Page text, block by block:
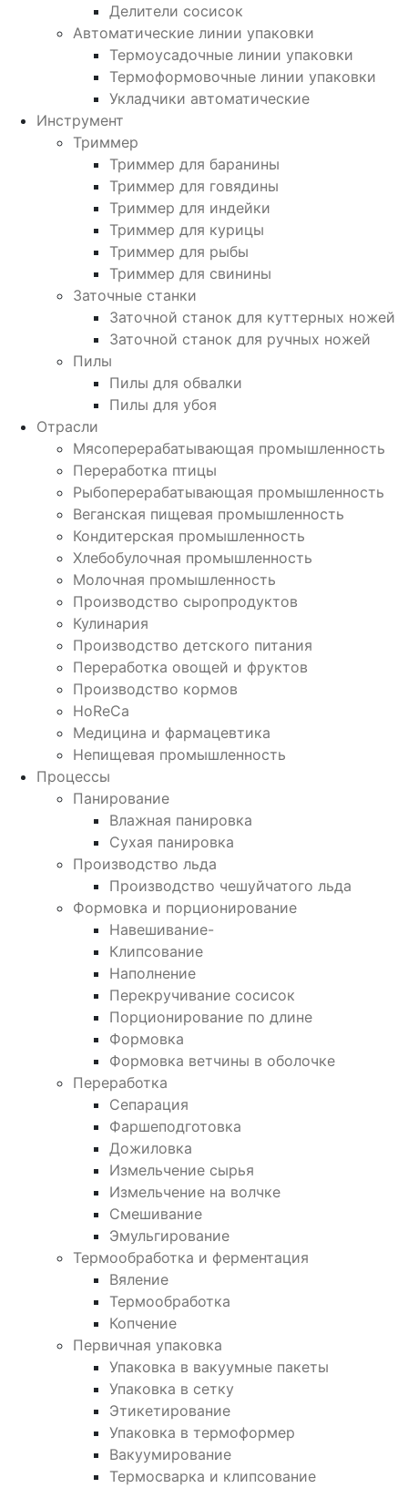
Делители сосисок
Автоматические линии упаковки
Термоусадочные линии упаковки
Термоформовочные линии упаковки
Укладчики автоматические
Инструмент
Триммер
Триммер для баранины
Триммер для говядины
Триммер для индейки
Триммер для курицы
Триммер для рыбы
Триммер для свинины
Заточные станки
Заточной станок для куттерных ножей
Заточной станок для ручных ножей
Пилы
Пилы для обвалки
Пилы для убоя
Отрасли
Мясоперерабатывающая промышленность
Переработка птицы
Рыбоперерабатывающая промышленность
Веганская пищевая промышленность
Кондитерская промышленность
Хлебобулочная промышленность
Молочная промышленность
Производство сыропродуктов
Кулинария
Производство детского питания
Переработка овощей и фруктов
Производство кормов
HoReCa
Медицина и фармацевтика
Непищевая промышленность
Процессы
Панирование
Влажная панировка
Сухая панировка
Производство льда
Производство чешуйчатого льда
Формовка и порционирование
Навешивание-
Клипсование
Наполнение
Перекручивание сосисок
Порционирование по длине
Формовка
Формовка ветчины в оболочке
Переработка
Сепарация
Фаршеподготовка
Дожиловка
Измельчение сырья
Измельчение на волчке
Смешивание
Эмульгирование
Термообработка и ферментация
Вяление
Термообработка
Копчение
Первичная упаковка
Упаковка в вакуумные пакеты
Упаковка в сетку
Этикетирование
Упаковка в термоформер
Вакуумирование
Термосварка и клипсование